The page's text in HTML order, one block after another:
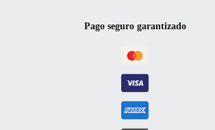
Pago seguro garantizado